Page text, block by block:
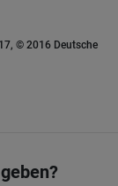
© 2016 Deutsche